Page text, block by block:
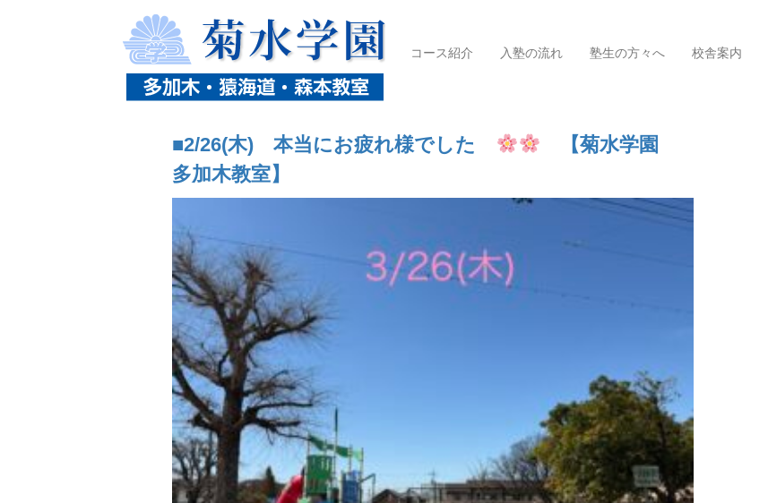
コース紹介 入塾の流れ 塾生の方々へ 校舎案内
ホーム ニュース
タグ「愛知県公立入試」の記事一覧
■2/26(木) 本当にお疲れ様でした
【菊水学園
多加木教室】